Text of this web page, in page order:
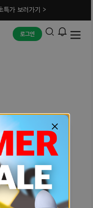
특가 보러가기 >
로그인
입니다.